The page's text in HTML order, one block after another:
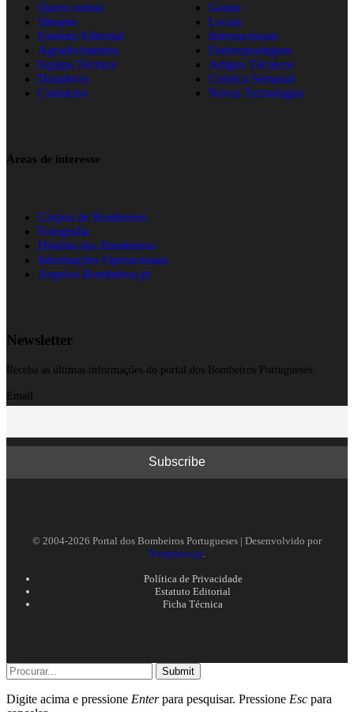
Quem somos
Sinopse
Estatuto Editorial
Agradecimentos
Equipa Técnica
Donativos
Contactos
Gerais
Locais
Internacionais
Fotorreportagem
Artigos Técnicos
Crónica Semanal
Novas Tecnologias
Áreas de interesse
Corpos de Bombeiros
Fotografia
História dos Bombeiros
Informações Operacionais
Arquivo Bombeiros.pt
Newsletter
Receba as últimas informações do portal dos Bombeiros Portugueses.
Email
© 2004-2026 Portal dos Bombeiros Portugueses | Desenvolvido por
Yourplace.pt
Política de Privacidade
Estatuto Editorial
Ficha Técnica
Submit
Digite acima e pressione Enterpara pesquisar. Pressione Esc para